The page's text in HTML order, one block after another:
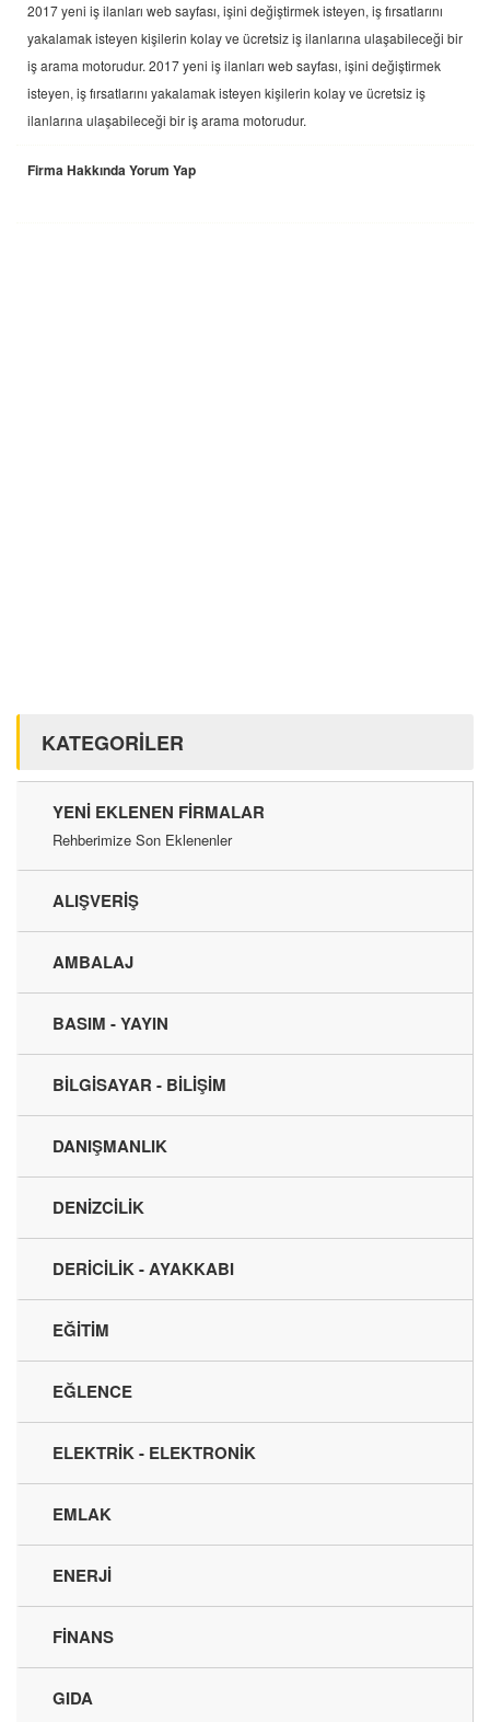
2017 yeni iş ilanları web sayfası, işini değiştirmek isteyen, iş fırsatlarını
yakalamak isteyen kişilerin kolay ve ücretsiz iş ilanlarına ulaşabileceği bir
iş arama motorudur. 2017 yeni iş ilanları web sayfası, işini değiştirmek
isteyen, iş fırsatlarını yakalamak isteyen kişilerin kolay ve ücretsiz iş
ilanlarına ulaşabileceği bir iş arama motorudur.
Firma Hakkında Yorum Yap
KATEGORİLER
YENI EKLENEN FIRMALAR
Rehberimize Son Eklenenler
ALIŞVERİŞ
AMBALAJ
BASIM - YAYIN
BİLGİSAYAR - BİLİŞİM
DANIŞMANLIK
DENİZCİLİK
DERİCİLİK - AYAKKABI
EĞİTİM
EĞLENCE
ELEKTRİK - ELEKTRONİK
EMLAK
ENERJİ
FİNANS
GIDA